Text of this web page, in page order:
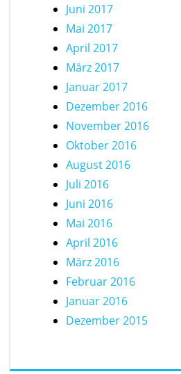
Juni 2017
Mai 2017
April 2017
März 2017
Januar 2017
Dezember 2016
November 2016
Oktober 2016
August 2016
Juli 2016
Juni 2016
Mai 2016
April 2016
März 2016
Februar 2016
Januar 2016
Dezember 2015